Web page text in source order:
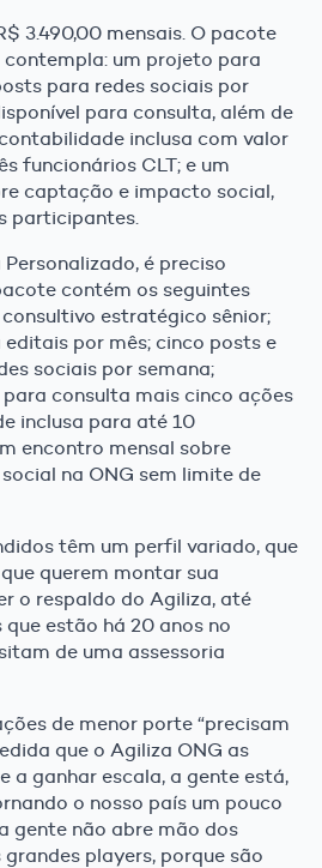
3.490,00 mensais. O pacote
um projeto para
para redes sociais por
para consulta, além de
inclusa com valor
funcionários CLT; e um
captação e impacto social,
participantes.
é preciso
contém os seguintes
estratégico sênior;
por mês; cinco posts e
sociais por semana;
consulta mais cinco ações
inclusa para até 10
encontro mensal sobre
na ONG sem limite de
têm um perfil variado, que
querem montar sua
o respaldo do Agiliza, até
estão há 20 anos no
de uma assessoria
de menor porte “precisam
que o Agiliza ONG as
a ganhar escala, a gente está,
o nosso país um pouco
gente não abre mão dos
players, porque são